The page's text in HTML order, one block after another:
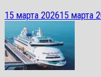
15 марта 202615 марта